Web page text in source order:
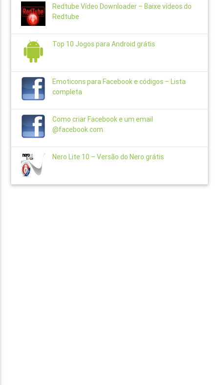
Redtube Vídeo Downloader – Baixe vídeos do
Redtube
Top 10 Jogos para Android grátis
Emoticons para Facebook e códigos – Lista
completa
Como criar Facebook e um email
@facebook.com
Nero Lite 10 – Versão do Nero grátis